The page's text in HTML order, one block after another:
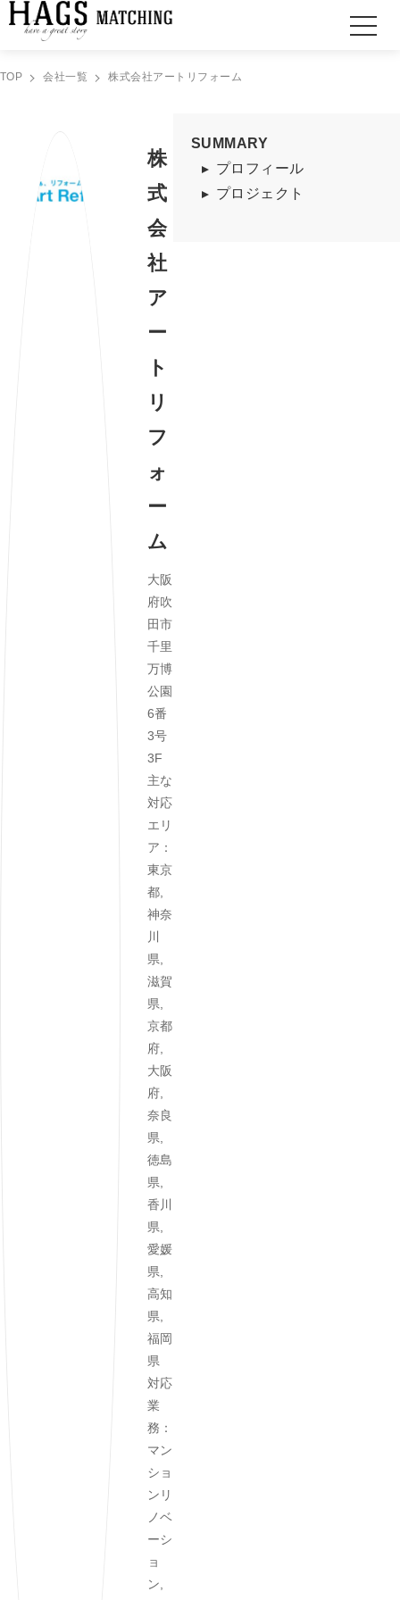
TOP 会社一覧 株式会社アートリフォーム
SUMMARY
プロフィール
プロジェクト
株
式
会
社
ア
ー
ト
リ
フ
ォ
ー
ム
大阪
府吹
田市
千里
万博
公園
6番
3号
3F
主な
対応
エリ
ア：
東京
都,
神奈
川
県,
滋賀
県,
京都
府,
大阪
府,
奈良
県,
徳島
県,
香川
県,
愛媛
県,
高知
県,
福岡
県
対応
業
務：
マン
ショ
ンリ
ノベ
ーシ
ョ
ン,